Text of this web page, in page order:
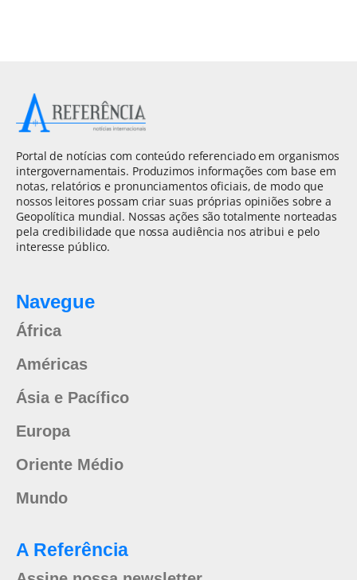
Portal de notícias com conteúdo referenciado em organismos
intergovernamentais. Produzimos informações com base em
notas, relatórios e pronunciamentos oficiais, de modo que
nossos leitores possam criar suas próprias opiniões sobre a
Geopolítica mundial. Nossas ações são totalmente norteadas
pela credibilidade que nossa audiência nos atribui e pelo
interesse público.
Navegue
África
Américas
Ásia e Pacífico
Europa
Oriente Médio
Mundo
A Referência